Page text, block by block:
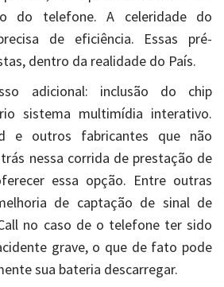
do telefone. A celeridade do
de eficiência. Essas pré-
dentro da realidade do País.
adicional: inclusão do chip
sistema multimídia interativo.
e outros fabricantes que não
nessa corrida de prestação de
essa opção. Entre outras
de captação de sinal de
no caso de o telefone ter sido
grave, o que de fato pode
sua bateria descarregar.